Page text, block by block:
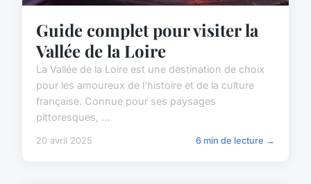
Guide complet pour visiter la
Vallée de la Loire
La Vallée de la Loire est une destination de choix
pour les amoureux de l'histoire et de la culture
française. Connue pour ses paysages
pittoresques, ...
20 avril 2025 6 min de lecture →